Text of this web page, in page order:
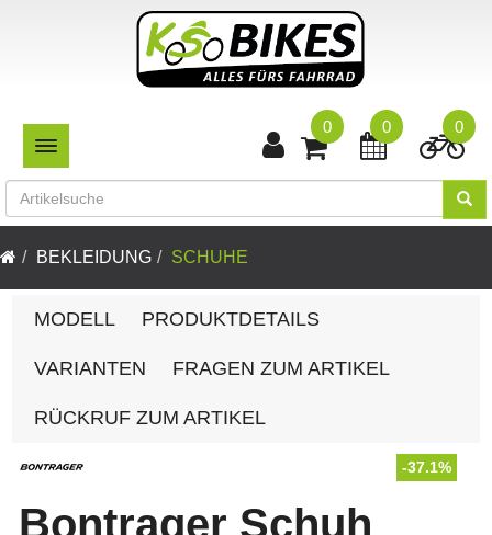
TOGGLE NAVIGATION
0
0
0
BEKLEIDUNG SCHUHE
MODELL PRODUKTDETAILS
VARIANTEN FRAGEN ZUM ARTIKEL
RÜCKRUF ZUM ARTIKEL
-37.1%
Bontrager Schuh